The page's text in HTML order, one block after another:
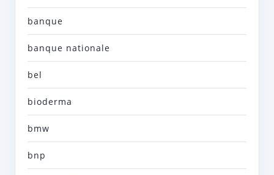
banque
banque nationale
bel
bioderma
bmw
bnp